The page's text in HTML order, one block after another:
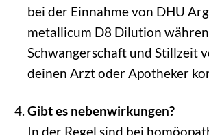
bei der Einnahme von DHU
metallicum D8 Dilution
Schwangerschaft und Stillzeit
deinen Arzt oder Apotheker
Gibt es nebenwirkungen?
In der Regel sind bei